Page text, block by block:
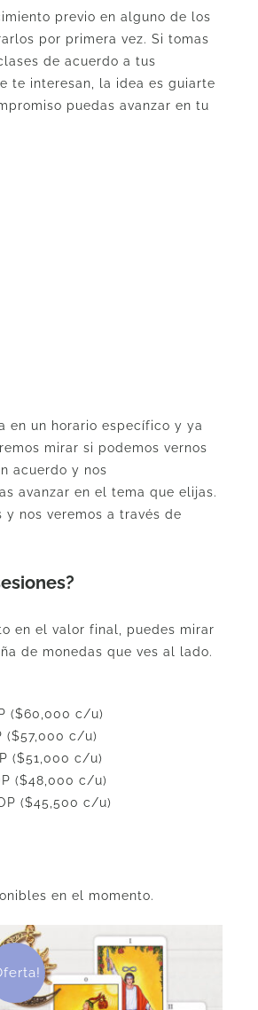
previo en alguno de los
por primera vez. Si tomas
de acuerdo a tus
te interesan, la idea es guiarte
puedas avanzar en tu
en un horario específico y ya
mirar si podemos vernos
acuerdo y nos
avanzar en el tema que elijas.
nos veremos a través de
en el valor final, puedes mirar
de monedas que ves al lado.
($60,000 c/u)
($57,000 c/u)
($51,000 c/u)
($48,000 c/u)
($45,500 c/u)
en el momento.